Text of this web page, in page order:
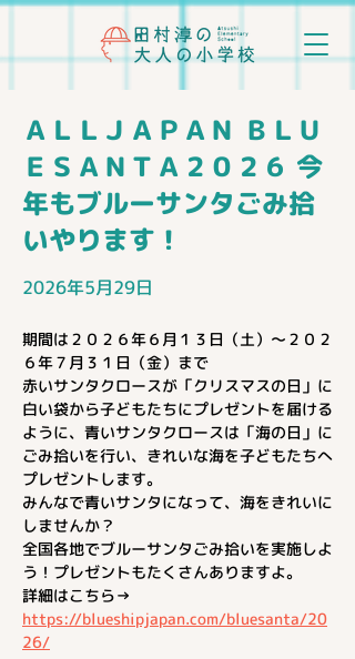
ＡＬＬＪＡＰＡＮ ＢＬＵ
ＥＳＡＮＴＡ２０２６ 今
年もブルーサンタごみ拾
いやります！
2026年5月29日
期間は２０２６年６月１３日（土）～２０２
６年７月３１日（金）まで
赤いサンタクロースが「クリスマスの日」に
白い袋から子どもたちにプレゼントを届ける
ように、青いサンタクロースは「海の日」に
ごみ拾いを行い、きれいな海を子どもたちへ
プレゼントします。
みんなで青いサンタになって、海をきれいに
しませんか？
全国各地でブルーサンタごみ拾いを実施しよ
う！プレゼントもたくさんありますよ。
詳細はこちら→
https://blueshipjapan.com/bluesanta/20
26/